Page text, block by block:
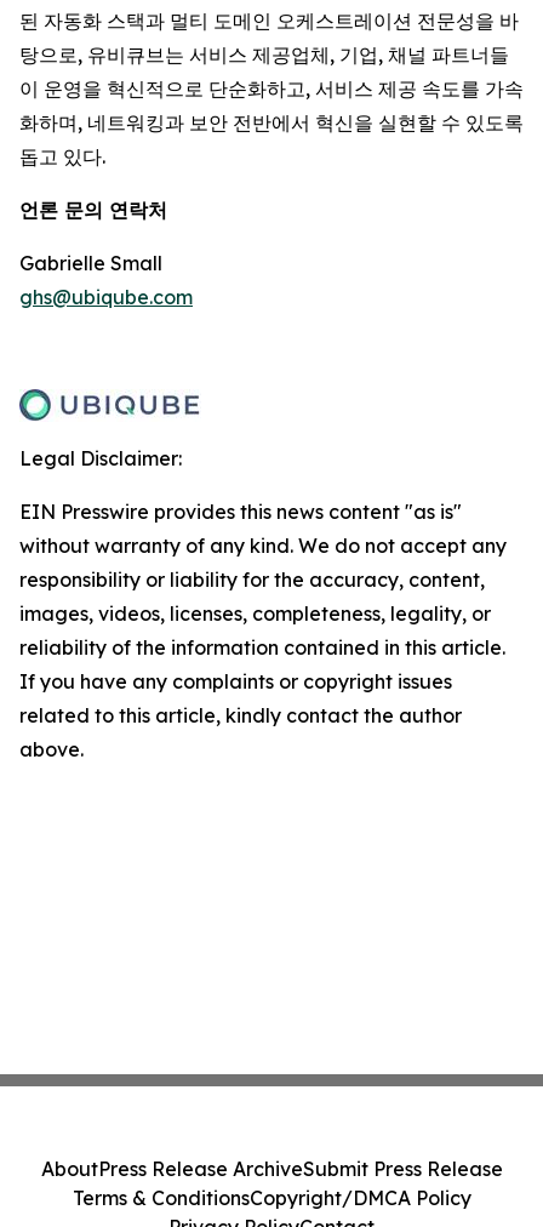
된 자동화 스택과 멀티 도메인 오케스트레이션 전문성을 바
탕으로, 유비큐브는 서비스 제공업체, 기업, 채널 파트너들
이 운영을 혁신적으로 단순화하고, 서비스 제공 속도를 가속
화하며, 네트워킹과 보안 전반에서 혁신을 실현할 수 있도록
돕고 있다.
언론 문의 연락처
Gabrielle Small
ghs@ubiqube.com
Legal Disclaimer:
EIN Presswire provides this news content "as is"
without warranty of any kind. We do not accept any
responsibility or liability for the accuracy, content,
images, videos, licenses, completeness, legality, or
reliability of the information contained in this article.
If you have any complaints or copyright issues
related to this article, kindly contact the author
above.
AboutPress Release ArchiveSubmit Press Release
Terms & ConditionsCopyright/DMCA Policy